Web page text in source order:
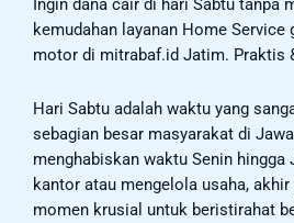
Ingin dana cair di hari Sabtu tanpa
kemudahan layanan Home Service
motor di mitrabaf.id Jatim. Praktis
Hari Sabtu adalah waktu yang
sebagian besar masyarakat di
menghabiskan waktu Senin hingga
kantor atau mengelola usaha,
momen krusial untuk beristirahat